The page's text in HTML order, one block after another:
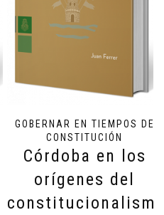
GOBERNAR EN TIEMPOS DE
CONSTITUCIÓN
Córdoba en los
orígenes del